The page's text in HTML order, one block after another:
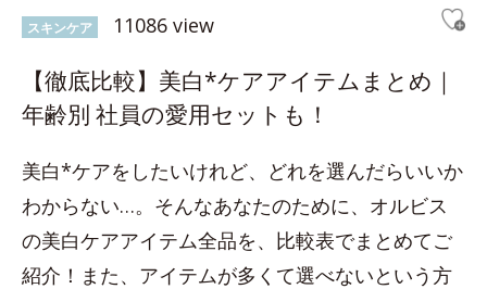
スキンケア 11086 view
【徹底比較】美白*ケアアイテムまとめ｜
年齢別 社員の愛用セットも！
美白*ケアをしたいけれど、どれを選んだらいいか
わからない…。そんなあなたのために、オルビス
の美白ケアアイテム全品を、比較表でまとめてご
紹介！また、アイテムが多くて選べないという方